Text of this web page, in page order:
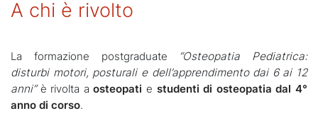
A chi è rivolto
La formazione postgraduate “Osteopatia Pediatrica:
disturbi motori, posturali e dell’apprendimento dai 6 ai 12
anni”è rivolta aosteopati e studenti di osteopatia dal 4°
anno di corso.